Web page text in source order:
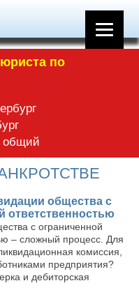
по
общий
общества с
ответственностью
с ограниченной
– сложный процесс. Для
комиссия,
предприятия?
и дебиторская